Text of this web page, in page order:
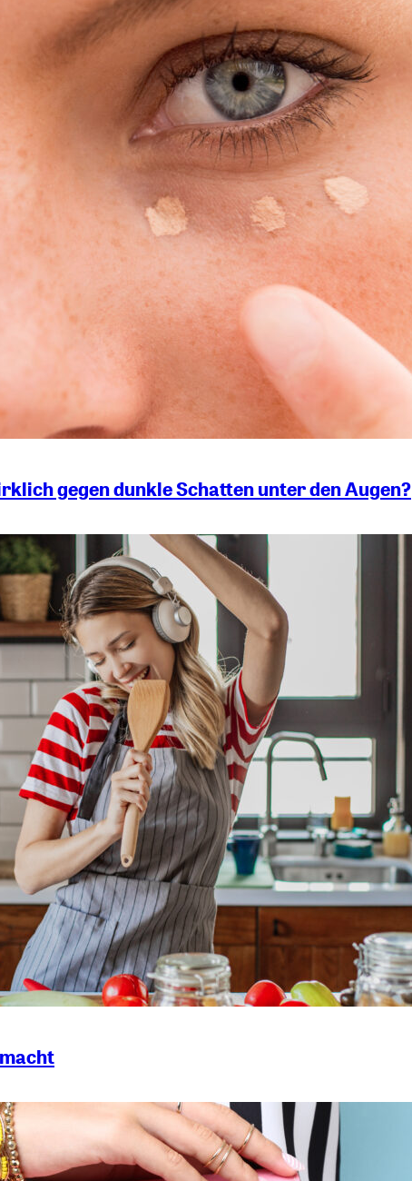
gegen dunkle Schatten unter den Augen?